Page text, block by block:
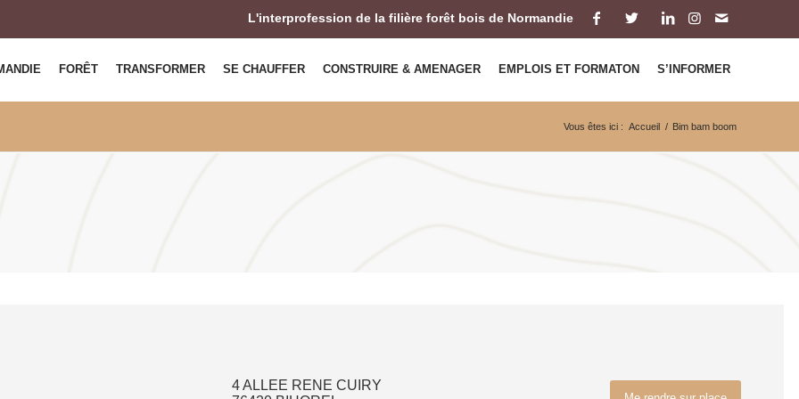
L'interprofession de la filière forêt bois de Normandie
FORÊT TRANSFORMER SE CHAUFFER CONSTRUIRE & AMENAGER EMPLOIS ET FORMATON S’INFORMER
Vous êtes ici : Accueil / Bim bam boom
4 ALLEE RENE CUIRY